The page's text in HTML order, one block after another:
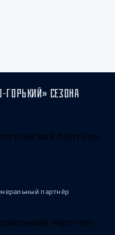
ГОРЬКИЙ» СЕЗОНА
партнёр